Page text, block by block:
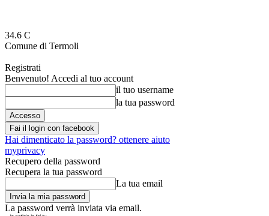
34.6 C
Comune di Termoli
Registrati
Benvenuto! Accedi al tuo account
il tuo username
la tua password
Fai il login con facebook
Hai dimenticato la password? ottenere aiuto
myprivacy
Recupero della password
Recupera la tua password
La tua email
La password verrà inviata via email.